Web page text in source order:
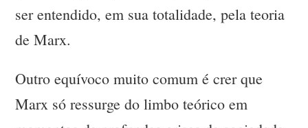
ser entendido, em sua totalidade, pela teoria
de Marx.
Outro equívoco muito comum é crer que
Marx só ressurge do limbo teórico em